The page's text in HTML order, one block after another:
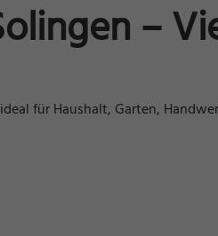
–
für Haushalt, Garten,